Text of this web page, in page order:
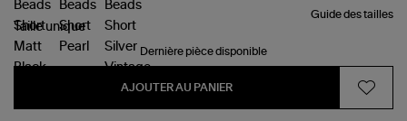
Guide des tailles
Tailleunique
Dernière pièce disponible
AJOUTER AU PANIER